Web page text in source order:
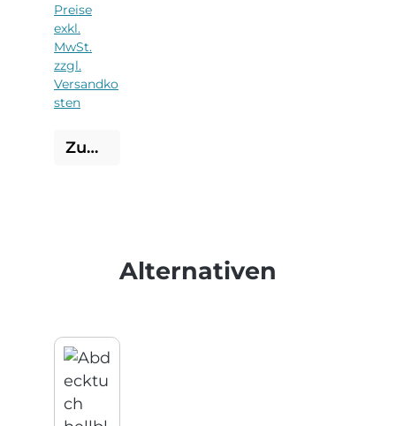
Preise
exkl.
MwSt.
zzgl.
Versandko
sten
Zum Produkt
Produktgalerie überspringen
Alternativen